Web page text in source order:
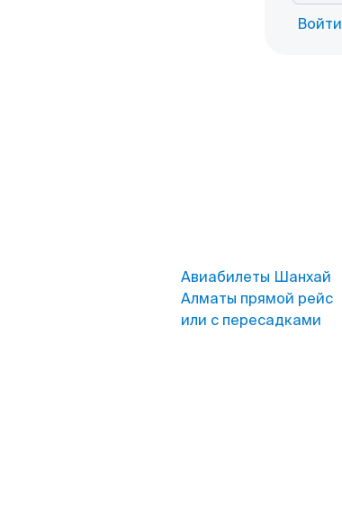
Войти
Авиабилеты Шанхай
Алматы прямой рейс
или с пересадками